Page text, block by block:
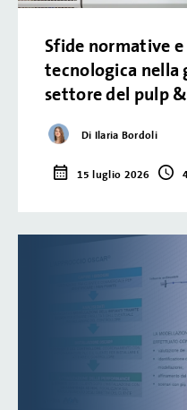
Sfide normative
tecnologica nella
settore del pulp
Di Ilaria Bordoli
15 luglio 2026